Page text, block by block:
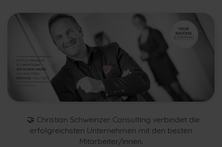
🤝 Christian Schweinzer Consulting verbindet die
erfolgreichsten Unternehmen mit den besten
Mitarbeiter/innen.